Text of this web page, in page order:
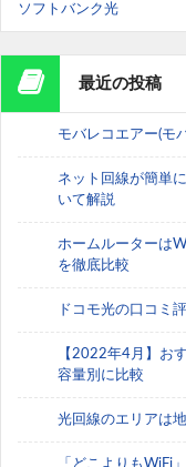
ソフトバンク光
最近の投稿
モバレコエアー(モ
ネット回線が簡単
いて解説
ホームルーターは
を徹底比較
ドコモ光の口コミ
【2022年4月】お
容量別に比較
光回線のエリアは
「どこよりもWiFi